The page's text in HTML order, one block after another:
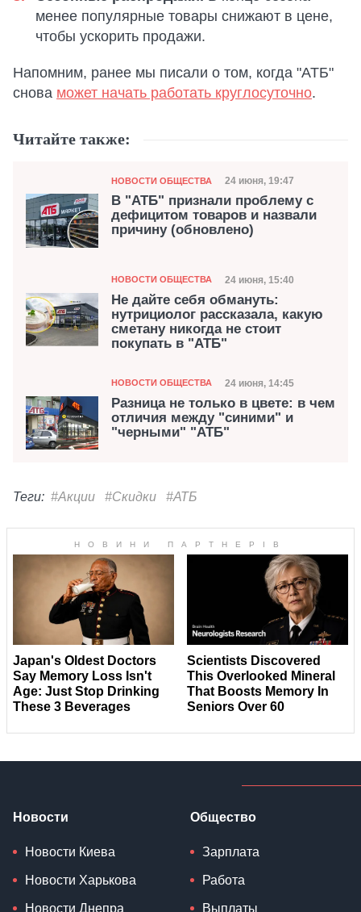
менее популярные товары снижают в цене,
чтобы ускорить продажи.
Напомним, ранее мы писали о том, когда "АТБ"
снова может начать работать круглосуточно.
Читайте также:
Категория
НОВОСТИ ОБЩЕСТВА Дата публикации
24 июня, 19:47
В "АТБ" признали проблему с
дефицитом товаров и назвали
причину (обновлено)
Категория
НОВОСТИ ОБЩЕСТВА Дата публикации
24 июня, 15:40
Не дайте себя обмануть:
нутрициолог рассказала, какую
сметану никогда не стоит
покупать в "АТБ"
Категория
НОВОСТИ ОБЩЕСТВА Дата публикации
24 июня, 14:45
Разница не только в цвете: в чем
отличия между "синими" и
"черными" "АТБ"
Теги: #Акции #Скидки #АТБ
Новости
Новости Киева
Новости Харькова
Новости Днепра
Общество
Зарплата
Работа
Выплаты